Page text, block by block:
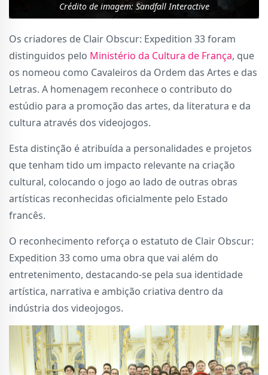
Crédito de imagem: Sandfall Interactive
Os criadores de Clair Obscur: Expedition 33 foram
distinguidos pelo Ministério da Cultura de França, que
os nomeou como Cavaleiros da Ordem das Artes e das
Letras. A homenagem reconhece o contributo do
estúdio para a promoção das artes, da literatura e da
cultura através dos videojogos.
Esta distinção é atribuída a personalidades e projetos
que tenham tido um impacto relevante na criação
cultural, colocando o jogo ao lado de outras obras
artísticas reconhecidas oficialmente pelo Estado
francês.
O reconhecimento reforça o estatuto de Clair Obscur:
Expedition 33 como uma obra que vai além do
entretenimento, destacando-se pela sua identidade
artística, narrativa e ambição criativa dentro da
indústria dos videojogos.